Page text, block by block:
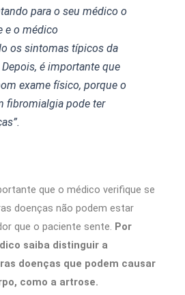
para o seu médico o
e o médico
os sintomas típicos da
é importante que
exame físico, porque o
fibromialgia pode ter
que o médico verifique se
doenças não podem estar
que o paciente sente. Por
saiba distinguir a
doenças que podem causar
como a artrose.